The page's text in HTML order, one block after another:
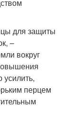
для защиты
–
вокруг
перцем